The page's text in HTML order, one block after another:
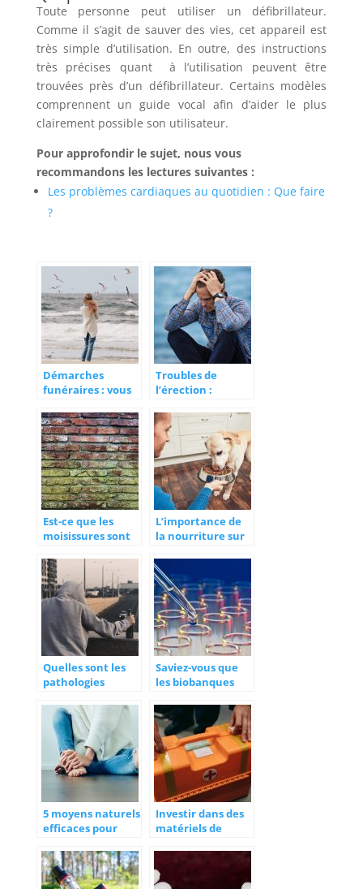
Toute personne peut utiliser un défibrillateur.
Comme il s’agit de sauver des vies, cet appareil est
très simple d’utilisation. En outre, des instructions
très précises quant à l’utilisation peuvent être
trouvées près d’un défibrillateur. Certains modèles
comprennent un guide vocal afin d’aider le plus
clairement possible son utilisateur.
Pour approfondir le sujet, nous vous
recommandons les lectures suivantes :
Les problèmes cardiaques au quotidien : Que faire
?
Démarches
funéraires : vous
accompagné
Troubles de
l’érection :
parlons-en !
Est-ce que les
moisissures sont
la santé?
L’importance de
la nourriture sur
compagnie
Quelles sont les
pathologies
une personne
addict ?
Saviez-vous que
les biobanques
échantillons
biologiques de la
planète ?
5 moyens naturels
efficaces pour
douleurs
chroniques
Investir dans des
matériels de
mais lesquels ?